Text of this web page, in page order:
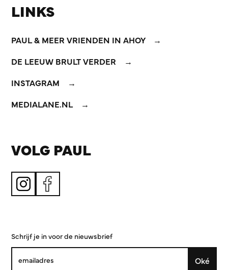
LINKS
PAUL & MEER VRIENDEN IN AHOY
DE LEEUW BRULT VERDER
INSTAGRAM
MEDIALANE.NL
VOLG PAUL
Schrijf je in voor de nieuwsbrief
Oké